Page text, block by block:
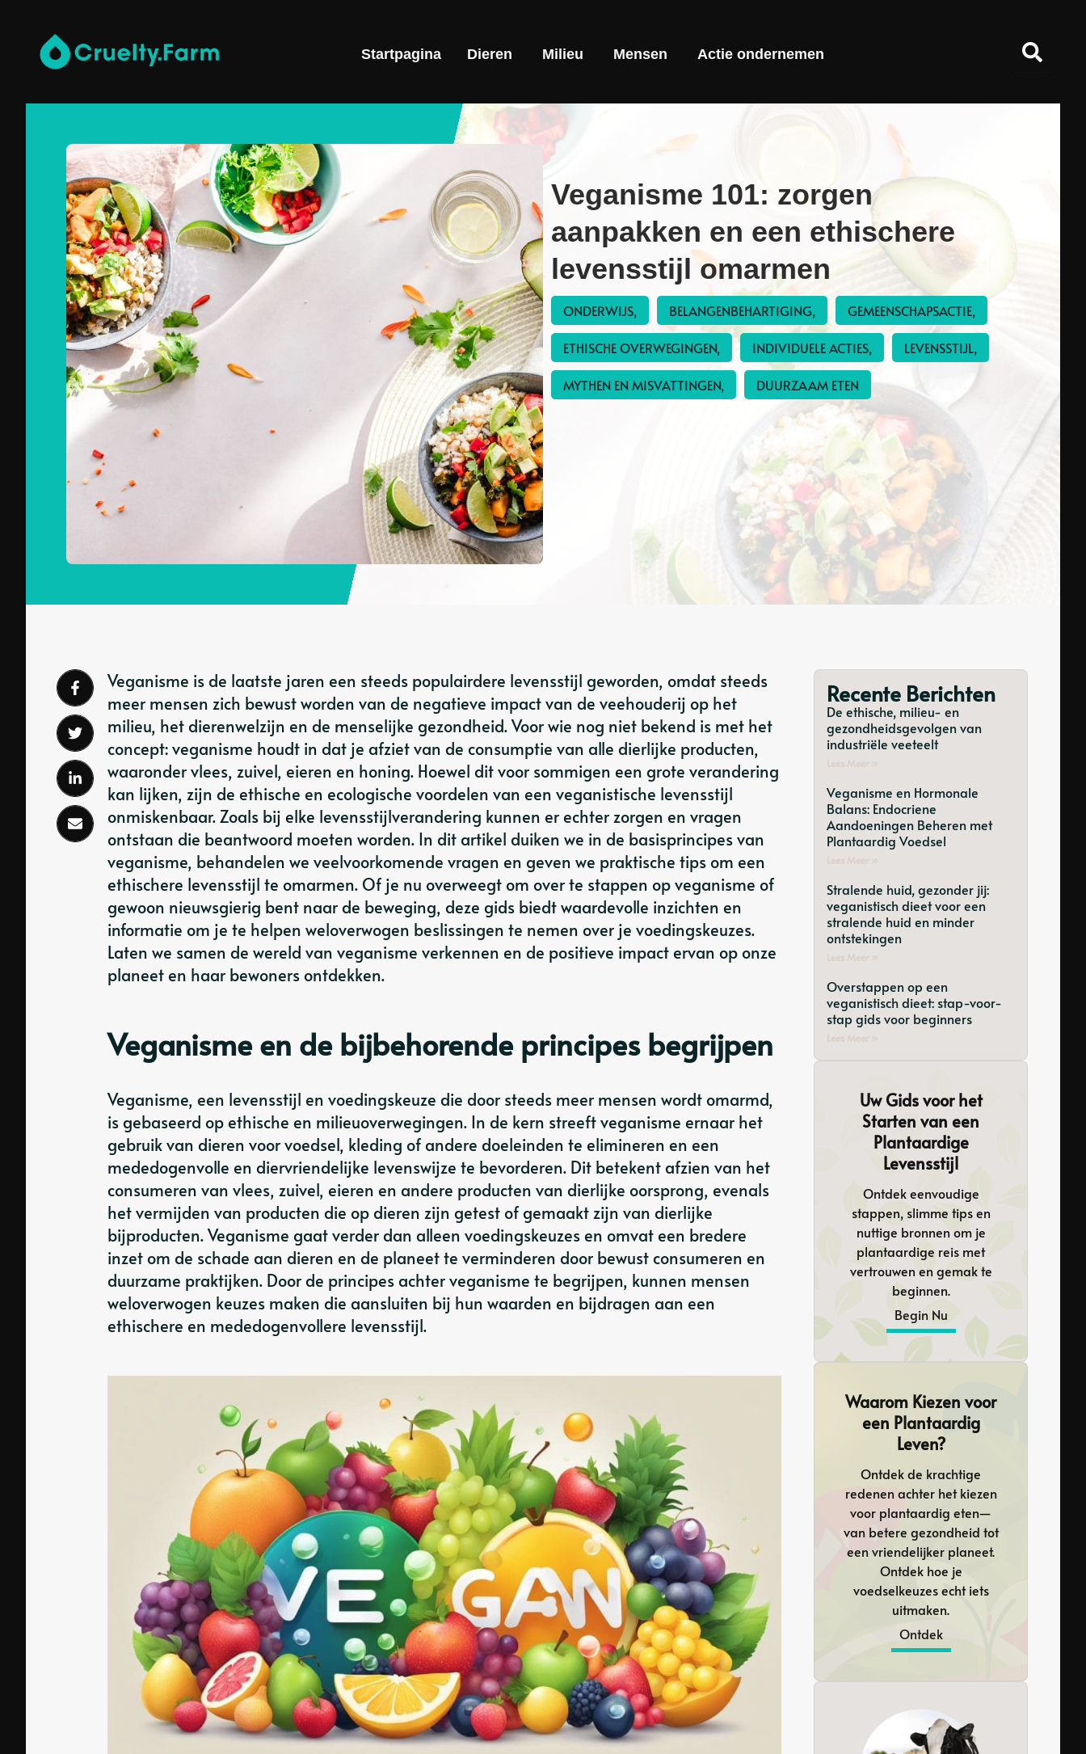
Startpagina Dieren Milieu Mensen Actie ondernemen
Veganisme 101: zorgen
aanpakken en een ethischere
levensstijl omarmen
ONDERWIJS, BELANGENBEHARTIGING, GEMEENSCHAPSACTIE,
ETHISCHE OVERWEGINGEN, INDIVIDUELE ACTIES, LEVENSSTIJL,
MYTHEN EN MISVATTINGEN, DUURZAAM ETEN
Veganisme is de laatste jaren een steeds populairdere levensstijl geworden, omdat steeds
meer mensen zich bewust worden van de negatieve impact van de veehouderij op het
milieu, het dierenwelzijn en de menselijke gezondheid. Voor wie nog niet bekend is met het
concept: veganisme houdt in dat je afziet van de consumptie van alle dierlijke producten,
waaronder vlees, zuivel, eieren en honing. Hoewel dit voor sommigen een grote verandering
kan lijken, zijn de ethische en ecologische voordelen van een veganistische levensstijl
onmiskenbaar. Zoals bij elke levensstijlverandering kunnen er echter zorgen en vragen
ontstaan ​​die beantwoord moeten worden. In dit artikel duiken we in de basisprincipes van
veganisme, behandelen we veelvoorkomende vragen en geven we praktische tips om een ​​
ethischere levensstijl te omarmen. Of je nu overweegt om over te stappen op veganisme of
gewoon nieuwsgierig bent naar de beweging, deze gids biedt waardevolle inzichten en
informatie om je te helpen weloverwogen beslissingen te nemen over je voedingskeuzes.
Laten we samen de wereld van veganisme verkennen en de positieve impact ervan op onze
planeet en haar bewoners ontdekken.
Veganisme en de bijbehorende principes begrijpen
Veganisme, een levensstijl en voedingskeuze die door steeds meer mensen wordt omarmd,
is gebaseerd op ethische en milieuoverwegingen. In de kern streeft veganisme ernaar het
gebruik van dieren voor voedsel, kleding of andere doeleinden te elimineren en een
mededogenvolle en diervriendelijke levenswijze te bevorderen. Dit betekent afzien van het
consumeren van vlees, zuivel, eieren en andere producten van dierlijke oorsprong, evenals
het vermijden van producten die op dieren zijn getest of gemaakt zijn van dierlijke
bijproducten. Veganisme gaat verder dan alleen voedingskeuzes en omvat een bredere
inzet om de schade aan dieren en de planeet te verminderen door bewust consumeren en
duurzame praktijken. Door de principes achter veganisme te begrijpen, kunnen mensen
weloverwogen keuzes maken die aansluiten bij hun waarden en bijdragen aan een
ethischere en mededogenvollere levensstijl.
Recente Berichten
De ethische, milieu- en
gezondheidsgevolgen van
industriële veeteelt
Veganisme en Hormonale
Balans: Endocriene
Aandoeningen Beheren met
Plantaardig Voedsel
Stralende huid, gezonder jij:
veganistisch dieet voor een
stralende huid en minder
ontstekingen
Overstappen op een
veganistisch dieet: stap-voor-
stap gids voor beginners
Uw Gids voor het
Starten van een
Plantaardige
Levensstijl
Ontdek eenvoudige
stappen, slimme tips en
nuttige bronnen om je
plantaardige reis met
vertrouwen en gemak te
beginnen.
Begin Nu
Waarom Kiezen voor
een Plantaardig
Leven?
Ontdek de krachtige
redenen achter het kiezen
voor plantaardig eten—
van betere gezondheid tot
een vriendelijker planeet.
Ontdek hoe je
voedselkeuzes echt iets
uitmaken.
Ontdek